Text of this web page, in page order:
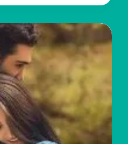
🕹️
پُـــفــــ
بـــرنـــامـــهِ
🎮
مود
پولی
🌄
پف
برنامه